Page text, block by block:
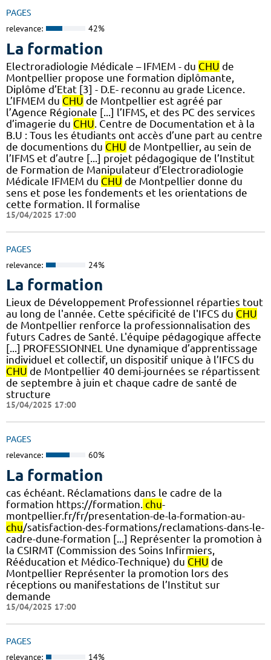
PAGES
relevance: 42%
La formation
Electroradiologie Médicale – IFMEM - du CHU de
Montpellier propose une formation diplômante,
Diplôme d’Etat [3] - D.E- reconnu au grade Licence.
L’IFMEM du CHU de Montpellier est agréé par
l’Agence Régionale [...] l’IFMS, et des PC des services
d’imagerie du CHU . Centre de Documentation et à la
B.U : Tous les étudiants ont accès d’une part au centre
de documentions du CHU de Montpellier, au sein de
l’IFMS et d’autre [...] projet pédagogique de l’Institut
de Formation de Manipulateur d’Electroradiologie
Médicale IFMEM du CHU de Montpellier donne du
sens et pose les fondements et les orientations de
cette formation. Il formalise
15/04/2025 17:00
PAGES
relevance: 24%
La formation
Lieux de Développement Professionnel réparties tout
au long de l'année. Cette spécificité de l'IFCS du CHU
de Montpellier renforce la professionnalisation des
futurs Cadres de Santé. L'équipe pédagogique affecte
[...] PROFESSIONNEL Une dynamique d’apprentissage
individuel et collectif, un dispositif unique à l’IFCS du
CHU de Montpellier 40 demi-journées se répartissent
de septembre à juin et chaque cadre de santé de
structure
15/04/2025 17:00
PAGES
relevance: 60%
La formation
cas échéant. Réclamations dans le cadre de la
formation https://formation. chu-
montpellier.fr/fr/presentation-de-la-formation-au-
chu/satisfaction-des-formations/reclamations-dans-le-
cadre-dune-formation [...] Représenter la promotion à
la CSIRMT (Commission des Soins Infirmiers,
Rééducation et Médico-Technique) du CHU de
Montpellier Représenter la promotion lors des
réceptions ou manifestations de l’Institut sur
demande
15/04/2025 17:00
PAGES
relevance: 14%